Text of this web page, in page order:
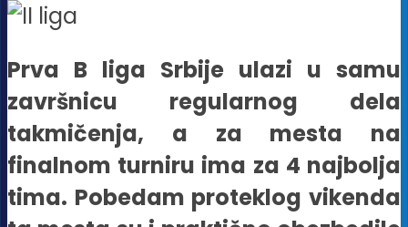
Prva B liga Srbije ulazi u samu
završnicu regularnog dela
takmičenja, a za mesta na
finalnom turniru ima za 4 najbolja
tima. Pobedam proteklog vikenda